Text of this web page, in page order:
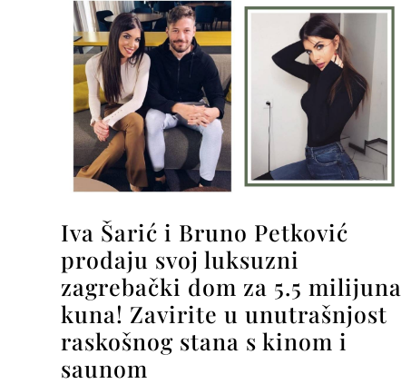
Iva Šarić i Bruno Petković
prodaju svoj luksuzni
zagrebački dom za 5.5 milijuna
kuna! Zavirite u unutrašnjost
raskošnog stana s kinom i
saunom